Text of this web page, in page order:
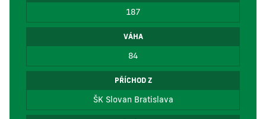
187
VÁHA
84
PŘÍCHOD Z
ŠK Slovan Bratislava